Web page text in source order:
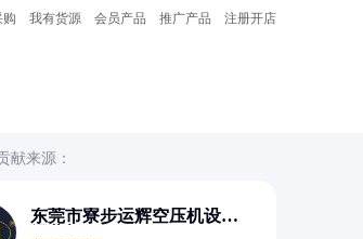
购 我有货源 会员产品 推广产品 注册开店
献来源：
东莞市寮步运辉空压机设备